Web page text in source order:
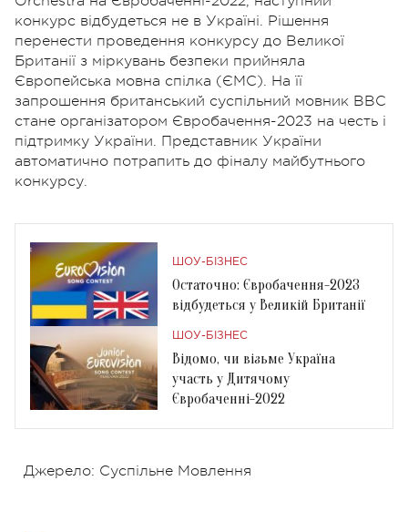
конкурс відбудеться не в Україні. Рішення
перенести проведення конкурсу до Великої
Британії з міркувань безпеки прийняла
Європейська мовна спілка (ЄМС). На її
запрошення британський суспільний мовник BBC
стане організатором Євробачення-2023 на честь і
підтримку України. Представник України
автоматично потрапить до фіналу майбутнього
конкурсу.
ШОУ-БІЗНЕС
Остаточно: Євробачення-2023
відбудеться у Великій Британії
ШОУ-БІЗНЕС
Відомо, чи візьме Україна
участь у Дитячому
Євробаченні-2022
Джерело: Суспільне Мовлення